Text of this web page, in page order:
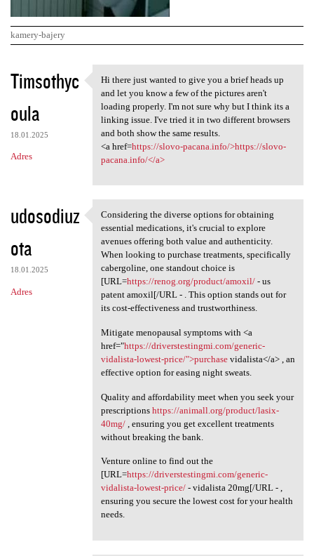
kamery-bajery
K
o
m
e
n
r
z
e
Timsothyc
oula
18.01.2025
Adres
Hi there just wanted to give
Hi there just wanted to give you a brief heads up
and let you know a few of the pictures aren't
loading properly. I'm not sure why but I think its a
linking issue. I've tried it in two different browsers
and both show the same results.
<a href=https://slovo-pacana.info/>https://slovo-
pacana.info/</a>
udosodiuz
ota
18.01.2025
Adres
Considering the diverse
Considering the diverse options for obtaining
essential medications, it's crucial to explore
avenues offering both value and authenticity.
When looking to purchase treatments, specifically
cabergoline, one standout choice is
[URL=https://renog.org/product/amoxil/- us
patent amoxil[/URL - . This option stands out for
its cost-effectiveness and trustworthiness.
Mitigate menopausal symptoms with <a
href="https://driverstestingmi.com/generic-
vidalista-lowest-price/">purchasevidalista</a> , an
effective option for easing night sweats.
Quality and affordability meet when you seek your
prescriptions https://animall.org/product/lasix-
40mg/, ensuring you get excellent treatments
without breaking the bank.
Venture online to find out the
[URL=https://driverstestingmi.com/generic-
vidalista-lowest-price/- vidalista 20mg[/URL - ,
ensuring you secure the lowest cost for your health
needs.